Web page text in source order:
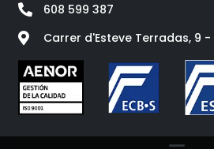
608 599 387
Carrer d'Esteve Terradas, 9